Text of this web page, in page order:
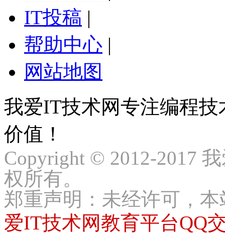
IT投稿 |
帮助中心 |
网站地图
我爱IT技术网专注编程
价值！
Copyright © 2012-2017
权所有。
郑重声明：未经许可，
爱IT技术网教育平台QQ